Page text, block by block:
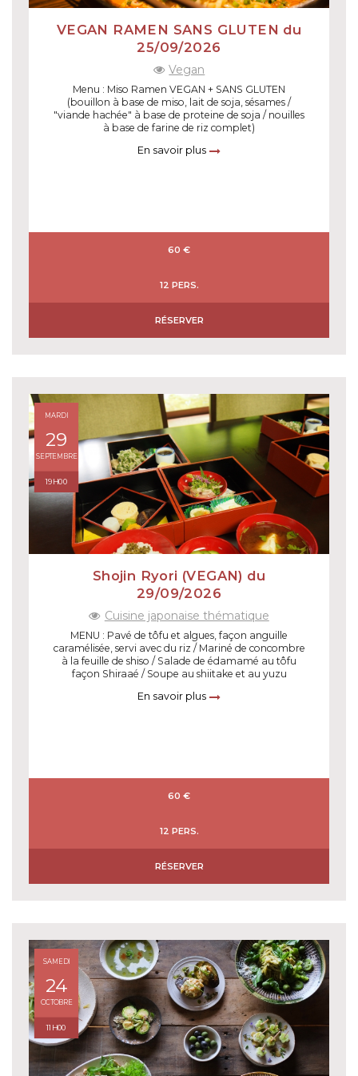
VEGAN RAMEN SANS GLUTEN du
25/09/2026
Vegan
Menu : Miso Ramen VEGAN + SANS GLUTEN
(bouillon à base de miso, lait de soja, sésames /
"viande hachée" à base de proteine de soja / nouilles
à base de farine de riz complet)
En savoir plus
60 €
12 PERS.
RÉSERVER
MARDI
29
SEPTEMBRE
19H00
Shojin Ryori (VEGAN) du
29/09/2026
Cuisine japonaise thématique
MENU : Pavé de tôfu et algues, façon anguille
caramélisée, servi avec du riz / Mariné de concombre
à la feuille de shiso / Salade de édamamé au tôfu
façon Shiraaé / Soupe au shiitake et au yuzu
En savoir plus
60 €
12 PERS.
RÉSERVER
SAMEDI
24
OCTOBRE
11H00